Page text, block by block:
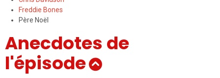
Freddie Bones
Père Noël
Anecdotes de
l'épisode